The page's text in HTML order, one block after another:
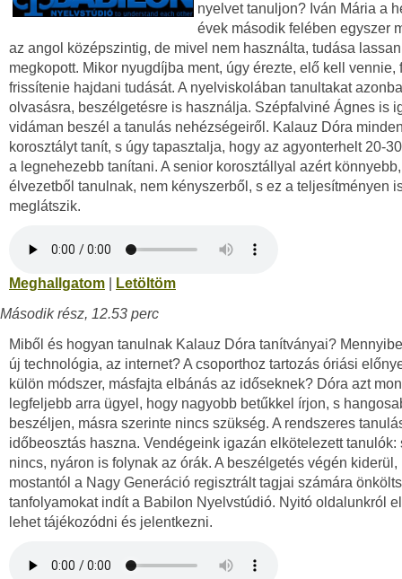
nyelvet tanuljon? Iván Mária a
évek második felében egyszer
az angol középszintig, de mivel nem használta, tudása lassan
megkopott. Mikor nyugdíjba ment, úgy érezte, elő kell vennie,
frissítenie hajdani tudását. A nyelviskolában tanultakat
olvasásra, beszélgetésre is használja. Szépfalviné Ágnes is
vidáman beszél a tanulás nehézségeiről. Kalauz Dóra
korosztályt tanít, s úgy tapasztalja, hogy az agyonterhelt 20-
a legnehezebb tanítani. A senior korosztállyal azért
élvezetből tanulnak, nem kényszerből, s ez a teljesítményen
meglátszik.
Meghallgatom
Letöltöm
Második rész, 12.53 perc
Miből és hogyan tanulnak Kalauz Dóra tanítványai?
új technológia, az internet? A csoporthoz tartozás óriási
külön módszer, másfajta elbánás az időseknek? Dóra azt
legfeljebb arra ügyel, hogy nagyobb betűkkel írjon, s
beszéljen, másra szerinte nincs szükség. A rendszeres
időbeosztás haszna. Vendégeink igazán elkötelezett tanulók:
nincs, nyáron is folynak az órák. A beszélgetés végén kiderül,
mostantól a Nagy Generáció regisztrált tagjai számára
tanfolyamokat indít a Babilon Nyelvstúdió. Nyitó oldalunkról
lehet tájékozódni és jelentkezni.